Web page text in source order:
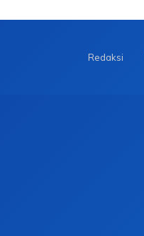
Redaksi